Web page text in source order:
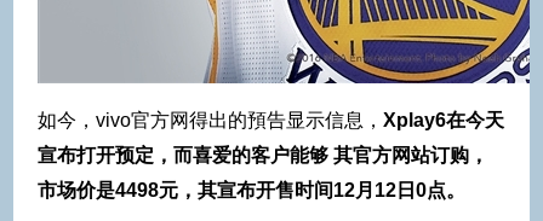
如今，vivo官方网得出的預告显示信息， Xplay6在今天
宣布打开预定，而喜爱的客户能够 其官方网站订购，
市场价是4498元，其宣布开售时间12月12日0点。